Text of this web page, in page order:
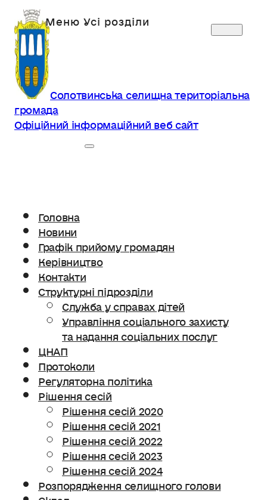
Солотвинська селищна територіальна
громада
Офіційний інформаційний веб сайт
Головна
Новини
Графік прийому громадян
Керівництво
Контакти
Структурні підрозділи
Служба у справах дітей
Управління соціального захисту
та надання соціальних послуг
ЦНАП
Протоколи
Регуляторна політика
Рішення сесій
Рішення сесій 2020
Рішення сесій 2021
Рішення сесій 2022
Рішення сесій 2023
Рішення сесій 2024
Розпорядження селищного голови